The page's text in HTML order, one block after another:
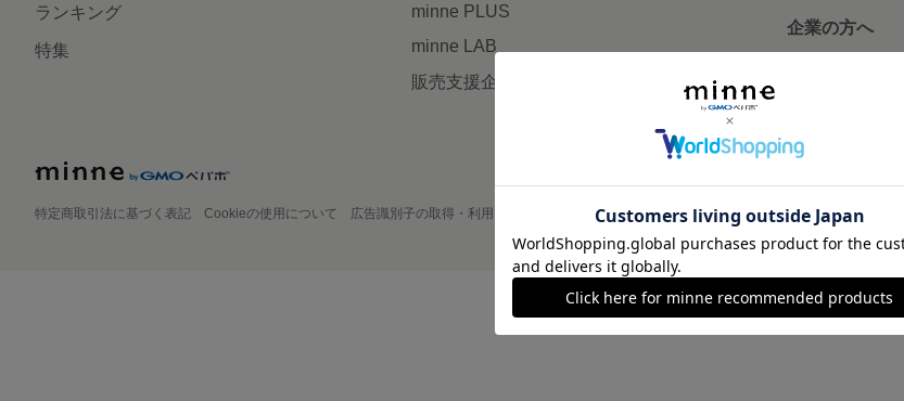
ランキング
特集
minne PLUS
minne LAB
販売支援企画・イベント
企業の方へ
特定商取引法に基づく表記 Cookieの使用について 広告識別子の取得・利用 プライバシーポリシー 会社概要 採用情報 メディアキット
©GMO Pepabo, Inc. All rights reserved.